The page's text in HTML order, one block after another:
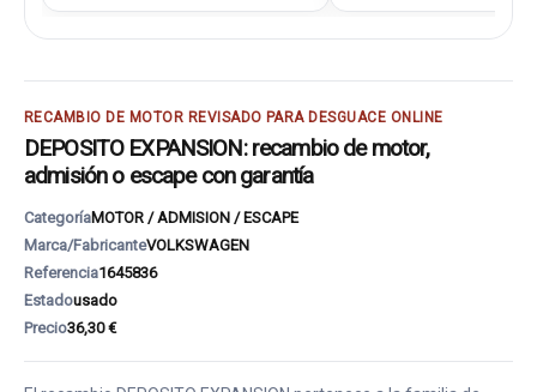
RECAMBIO DE MOTOR REVISADO PARA DESGUACE ONLINE
DEPOSITO EXPANSION: recambio de motor,
admisión o escape con garantía
CategoríaMOTOR / ADMISION / ESCAPE
Marca/FabricanteVOLKSWAGEN
Referencia1645836
Estadousado
Precio36,30 €